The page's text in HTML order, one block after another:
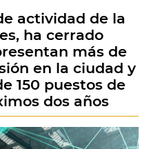
actividad de la
ha cerrado
más de
en la ciudad y
150 puestos de
dos años